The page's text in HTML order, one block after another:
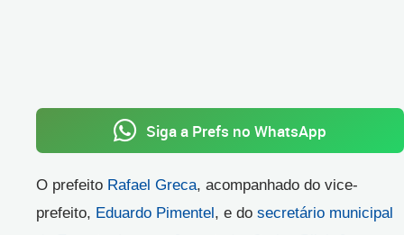
Siga a Prefs no WhatsApp
O prefeito Rafael Greca, acompanhado do vice-
prefeito, Eduardo Pimentel , e do secretário municipal